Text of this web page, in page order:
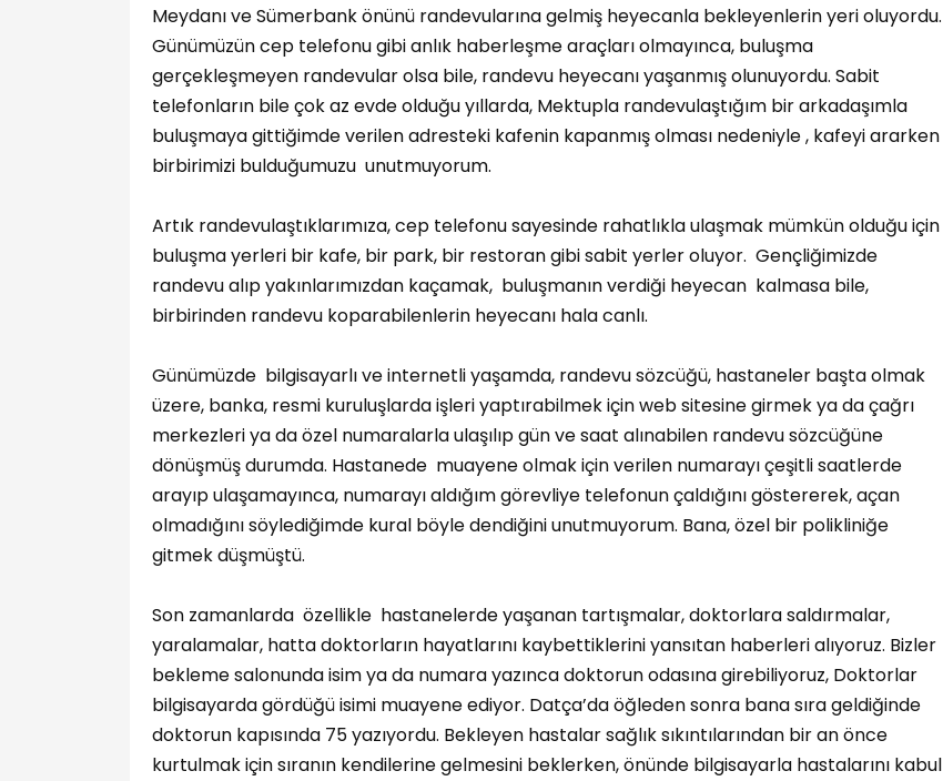
Meydanı ve Sümerbank önünü randevularına gelmiş heyecanla bekleyenlerin yeri oluyordu.
Günümüzün cep telefonu gibi anlık haberleşme araçları olmayınca, buluşma
gerçekleşmeyen randevular olsa bile, randevu heyecanı yaşanmış olunuyordu. Sabit
telefonların bile çok az evde olduğu yıllarda, Mektupla randevulaştığım bir arkadaşımla
buluşmaya gittiğimde verilen adresteki kafenin kapanmış olması nedeniyle , kafeyi ararken
birbirimizi bulduğumuzu unutmuyorum.
Artık randevulaştıklarımıza, cep telefonu sayesinde rahatlıkla ulaşmak mümkün olduğu için
buluşma yerleri bir kafe, bir park, bir restoran gibi sabit yerler oluyor. Gençliğimizde
randevu alıp yakınlarımızdan kaçamak, buluşmanın verdiği heyecan kalmasa bile,
birbirinden randevu koparabilenlerin heyecanı hala canlı.
Günümüzde bilgisayarlı ve internetli yaşamda, randevu sözcüğü, hastaneler başta olmak
üzere, banka, resmi kuruluşlarda işleri yaptırabilmek için web sitesine girmek ya da çağrı
merkezleri ya da özel numaralarla ulaşılıp gün ve saat alınabilen randevu sözcüğüne
dönüşmüş durumda. Hastanede muayene olmak için verilen numarayı çeşitli saatlerde
arayıp ulaşamayınca, numarayı aldığım görevliye telefonun çaldığını göstererek, açan
olmadığını söylediğimde kural böyle dendiğini unutmuyorum. Bana, özel bir polikliniğe
gitmek düşmüştü.
Son zamanlarda özellikle hastanelerde yaşanan tartışmalar, doktorlara saldırmalar,
yaralamalar, hatta doktorların hayatlarını kaybettiklerini yansıtan haberleri alıyoruz. Bizler
bekleme salonunda isim ya da numara yazınca doktorun odasına girebiliyoruz, Doktorlar
bilgisayarda gördüğü isimi muayene ediyor. Datça’da öğleden sonra bana sıra geldiğinde
doktorun kapısında 75 yazıyordu. Bekleyen hastalar sağlık sıkıntılarından bir an önce
kurtulmak için sıranın kendilerine gelmesini beklerken, önünde bilgisayarla hastalarını kabul